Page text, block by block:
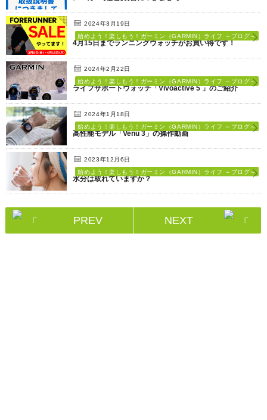
2024年3月19日
始めよう！楽しもう！ガーミン（GARMIN）ライフ ～ブログ～
4月15日までランニングウォッチがお買い得です！
2024年2月22日
始めよう！楽しもう！ガーミン（GARMIN）ライフ ～ブログ～
ライフサポートウォッチ「Vivoactive 5 」のご紹介
2024年1月18日
始めよう！楽しもう！ガーミン（GARMIN）ライフ ～ブログ～
高性能モデル「Venu 3」の操作動画
2023年12月6日
始めよう！楽しもう！ガーミン（GARMIN）ライフ ～ブログ～
水分は取れていますか？
PREV NEXT